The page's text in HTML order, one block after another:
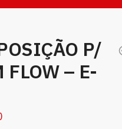
P/
FLOW – E-